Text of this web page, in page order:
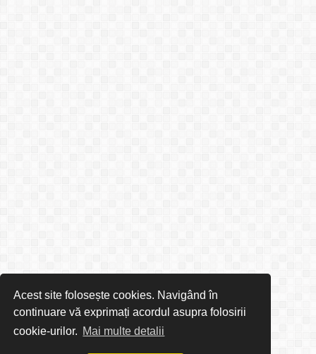
Acest site folosește cookies. Navigând în
continuare vă exprimați acordul asupra folosirii
cookie-urilor. Mai multe detalii